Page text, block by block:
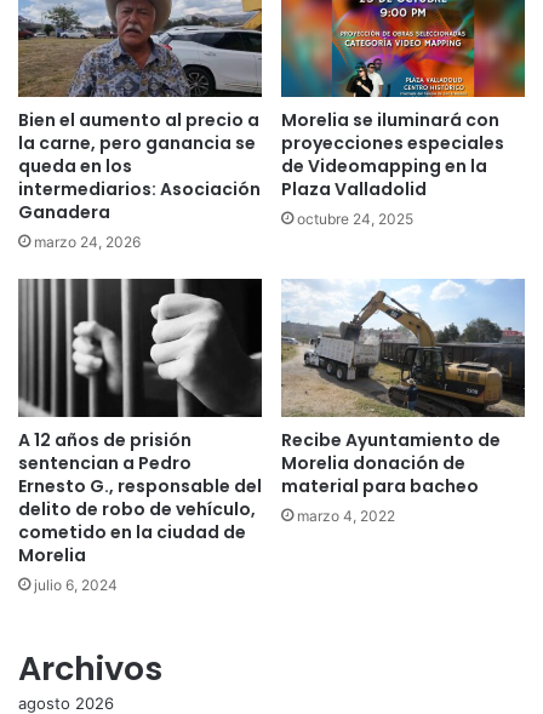
Bien el aumento al precio a
la carne, pero ganancia se
queda en los
intermediarios: Asociación
Ganadera
marzo 24, 2026
Morelia se iluminará con
proyecciones especiales
de Videomapping en la
Plaza Valladolid
octubre 24, 2025
A 12 años de prisión
sentencian a Pedro
Ernesto G., responsable del
delito de robo de vehículo,
cometido en la ciudad de
Morelia
julio 6, 2024
Recibe Ayuntamiento de
Morelia donación de
material para bacheo
marzo 4, 2022
Archivos
agosto 2026